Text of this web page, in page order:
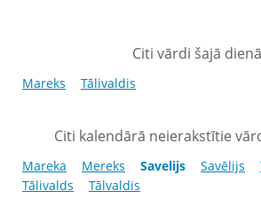
Citi vārdi šajā
Mareks Tālivaldis
Citi kalendārā neierakstītie
Mareka Mereks Savelijs Savēlijs
Tālivalds
Tālvaldis